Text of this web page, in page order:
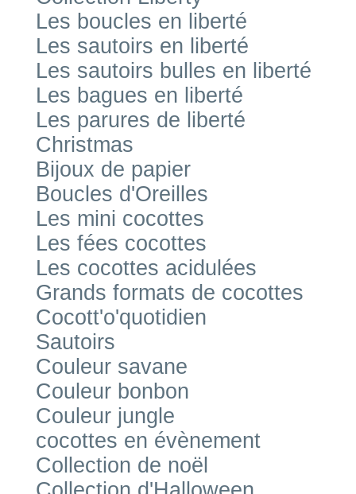
Les boucles en liberté
Les sautoirs en liberté
Les sautoirs bulles en liberté
Les bagues en liberté
Les parures de liberté
Christmas
Bijoux de papier
Boucles d'Oreilles
Les mini cocottes
Les fées cocottes
Les cocottes acidulées
Grands formats de cocottes
Cocott'o'quotidien
Sautoirs
Couleur savane
Couleur bonbon
Couleur jungle
cocottes en évènement
Collection de noël